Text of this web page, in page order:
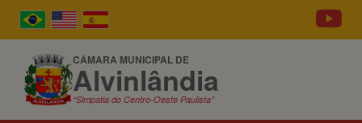
CÂMARA MUNICIPAL DE
Alvinlândia
“Simpatia do Centro-Oeste Paulista”